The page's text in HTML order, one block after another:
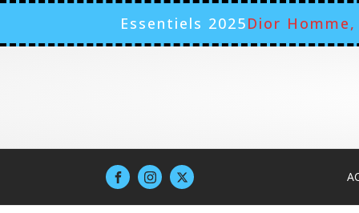
Essentiels 2025Dior